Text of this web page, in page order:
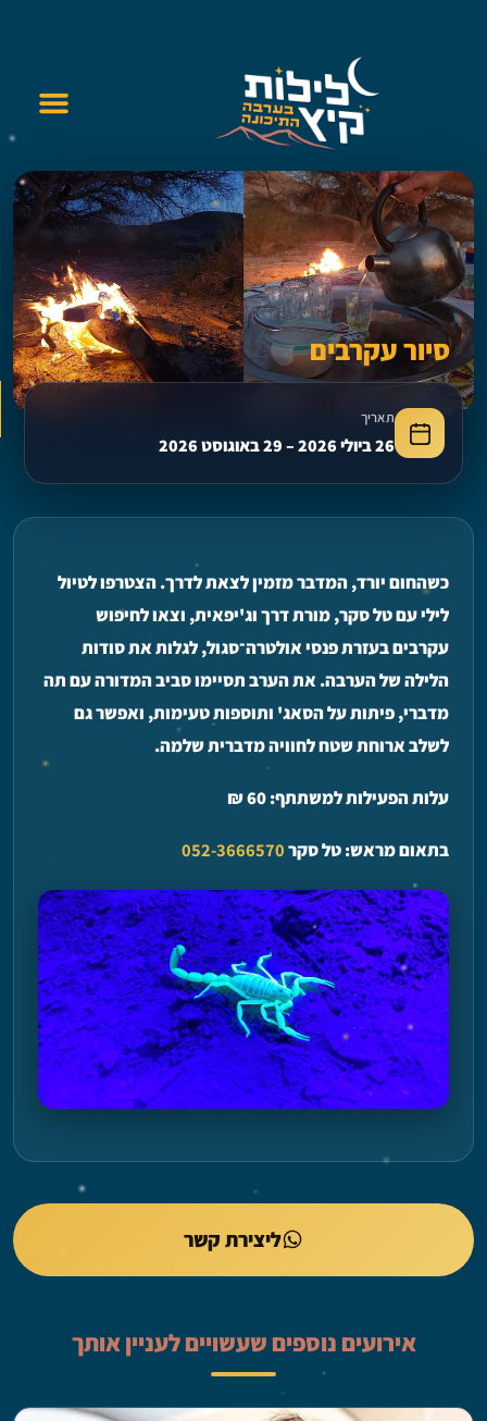
סיור עקרבים
תאריך
26 ביולי 2026 – 29 באוגוסט 2026
כשהחום יורד, המדבר מזמין לצאת לדרך. הצטרפו לטיול
ליליעם טל סקר, מורת דרך וג'יפאית, וצאו לחיפוש
עקרביםבעזרת פנסי אולטרה־סגול, לגלות את סודות
הלילה של הערבה. את הערב תסיימו סביב המדורה עםתה
מדברי, פיתות על הסאג'ותוספות טעימות, ואפשר גם
לשלבארוחת שטחלחוויה מדברית שלמה.
עלות הפעילות למשתתף: 60 ₪
בתאום מראש: טל סקר052-3666570
ליצירת קשר
אירועים נוספים שעשויים לעניין אותך